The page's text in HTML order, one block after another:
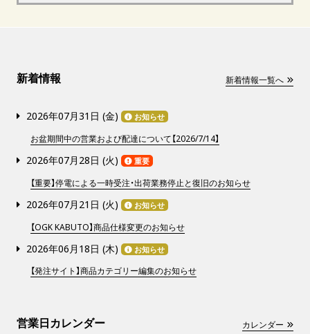
新着情報 新着情報一覧へ
2026年07月31日 (金) お知らせ
お盆期間中の営業および配達について【2026/7/14】
2026年07月28日 (火) 重要
【重要】停電による一時受注・出荷業務停止と復旧のお知らせ
2026年07月21日 (火) お知らせ
【OGK KABUTO】商品仕様変更のお知らせ
2026年06月18日 (木) お知らせ
【発注サイト】商品カテゴリー編集のお知らせ
営業日カレンダー カレンダー